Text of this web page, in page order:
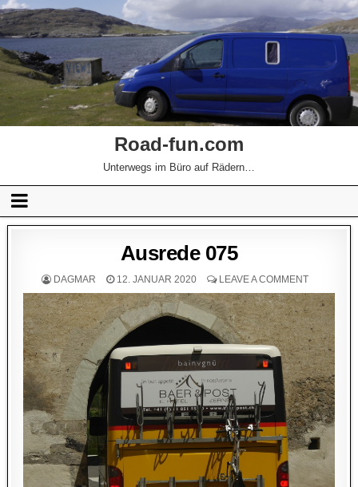
Road-fun.com
Unterwegs im Büro auf Rädern…
Ausrede 075
DAGMAR 12. JANUAR 2020 LEAVE A COMMENT